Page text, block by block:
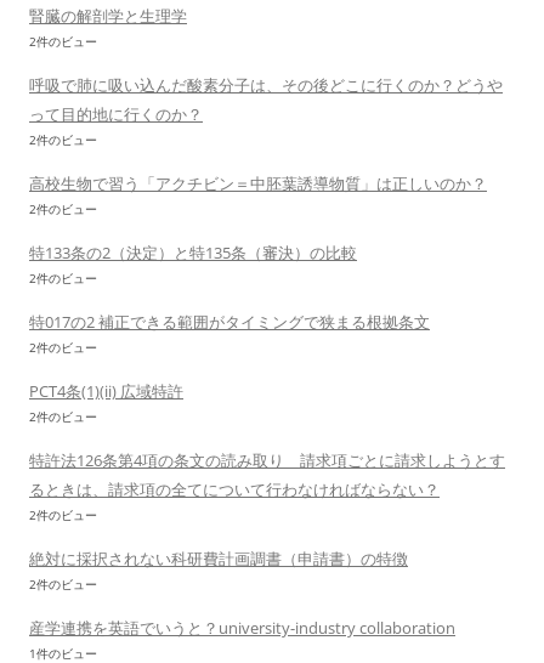
腎臓の解剖学と生理学
2件のビュー
呼吸で肺に吸い込んだ酸素分子は、その後どこに行くのか？どうや
って目的地に行くのか？
2件のビュー
高校生物で習う「アクチビン＝中胚葉誘導物質」は正しいのか？
2件のビュー
特133条の2（決定）と特135条（審決）の比較
2件のビュー
特017の2 補正できる範囲がタイミングで狭まる根拠条文
2件のビュー
PCT4条(1)(ii) 広域特許
2件のビュー
特許法126条第4項の条文の読み取り 請求項ごとに請求しようとす
るときは、請求項の全てについて行わなければならない？
2件のビュー
絶対に採択されない科研費計画調書（申請書）の特徴
2件のビュー
産学連携を英語でいうと？university-industry collaboration
1件のビュー